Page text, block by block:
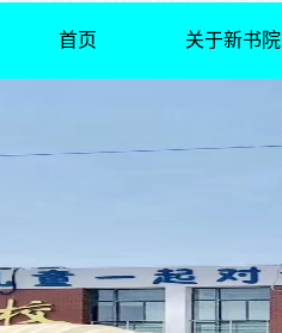
首页 关于新书院